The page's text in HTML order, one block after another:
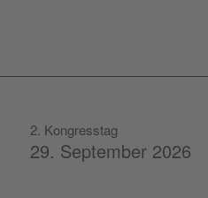
2. Kongresstag
29. September 2026